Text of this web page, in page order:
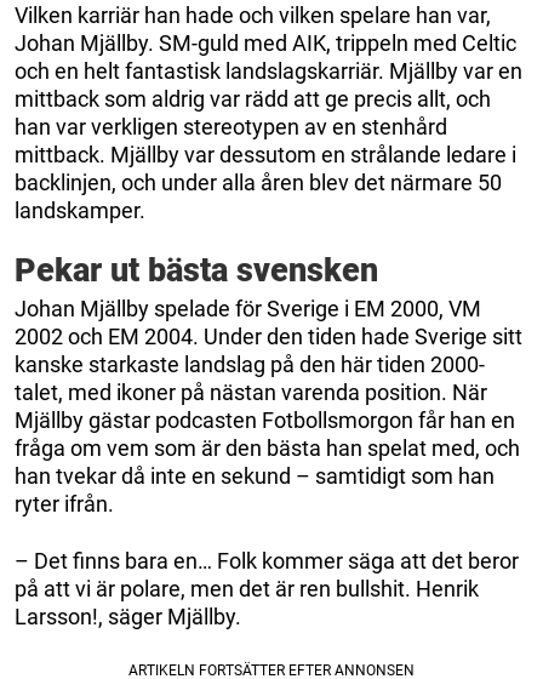
Vilken karriär han hade och vilken spelare han var,
Johan Mjällby. SM-guld med AIK, trippeln med Celtic
och en helt fantastisk landslagskarriär. Mjällby var en
mittback som aldrig var rädd att ge precis allt, och
han var verkligen stereotypen av en stenhård
mittback. Mjällby var dessutom en strålande ledare i
backlinjen, och under alla åren blev det närmare 50
landskamper.
Pekar ut bästa svensken
Johan Mjällby spelade för Sverige i EM 2000, VM
2002 och EM 2004. Under den tiden hade Sverige sitt
kanske starkaste landslag på den här tiden 2000-
talet, med ikoner på nästan varenda position. När
Mjällby gästar podcasten Fotbollsmorgon får han en
fråga om vem som är den bästa han spelat med, och
han tvekar då inte en sekund – samtidigt som han
ryter ifrån.
– Det finns bara en… Folk kommer säga att det beror
på att vi är polare, men det är ren bullshit. Henrik
Larsson!, säger Mjällby.